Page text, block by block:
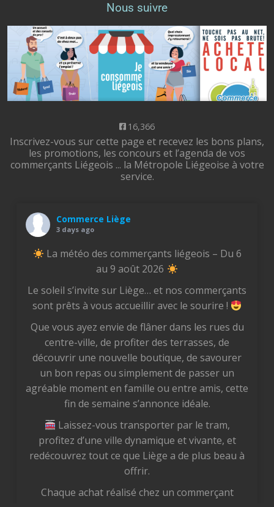
Nous suivre
16,366
Inscrivez-vous sur cette page et recevez les bons plans,
les promotions, les concours et l’agenda de vos
commerçants Liégeois ... la Métropole Liégeoise à votre
service.
Commerce Liège
3 days ago
La météo des commerçants liégeois – Du 6
au 9 août 2026
Le soleil s’invite sur Liège… et nos commerçants
sont prêts à vous accueillir avec le sourire !
Que vous ayez envie de flâner dans les rues du
centre-ville, de profiter des terrasses, de
découvrir une nouvelle boutique, de savourer
un bon repas ou simplement de passer un
agréable moment en famille ou entre amis, cette
fin de semaine s’annonce idéale.
Laissez-vous transporter par le tram,
profitez d’une ville dynamique et vivante, et
redécouvrez tout ce que Liège a de plus beau à
offrir.
Chaque achat réalisé chez un commerçant